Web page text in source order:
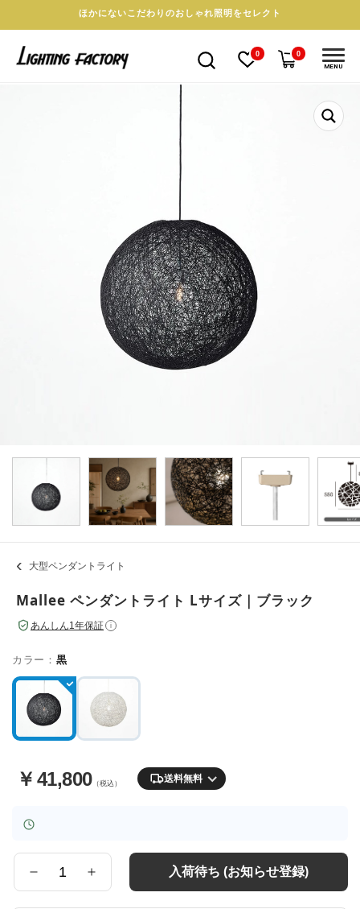
ほかにないこだわりのおしゃれ照明をセレクト
0 0
MENU
大型ペンダントライト
Mallee ペンダントライト Lサイズ｜ブラック
あんしん1年保証 i
カラー： 黒
￥ 41,800（税込） 送料無料
量
入荷待ち (お知らせ登録)